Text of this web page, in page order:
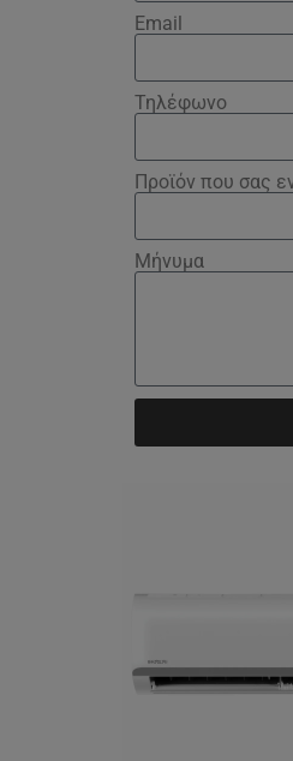
Email
Τηλέφωνο
Προϊόν που σας
Μήνυμα